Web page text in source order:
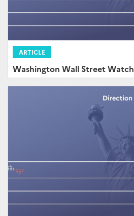
ARTICLE
Washington Wall Street